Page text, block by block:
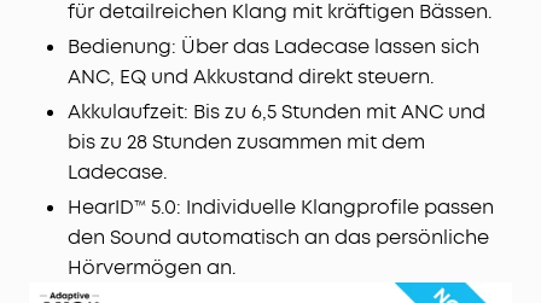
für detailreichen Klang mit kräftigen Bässen.
Bedienung: Über das Ladecase lassen sich
ANC, EQ und Akkustand direkt steuern.
Akkulaufzeit: Bis zu 6,5 Stunden mit ANC und
bis zu 28 Stunden zusammen mit dem
Ladecase.
HearID™ 5.0: Individuelle Klangprofile passen
den Sound automatisch an das persönliche
Hörvermögen an.